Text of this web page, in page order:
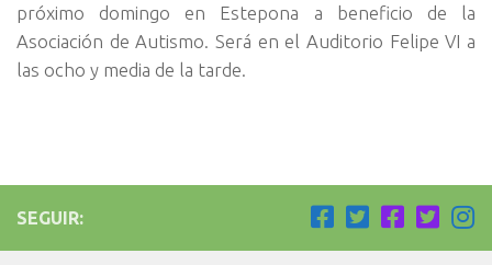
próximo domingo en Estepona a beneficio de la
Asociación de Autismo. Será en el Auditorio Felipe VI a
las ocho y media de la tarde.
SEGUIR: